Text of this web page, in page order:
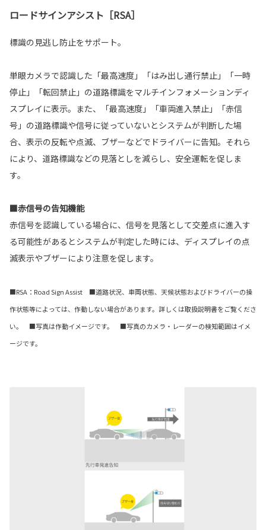
ロードサインアシスト［RSA］
標識の見逃し防止をサポート。
単眼カメラで認識した「最高速度」「はみ出し通行禁止」「一時
停止」「転回禁止」の道路標識をマルチインフォメーションディ
スプレイに表示。また、「最高速度」「車両進入禁止」「赤信
号」の道路標識や信号に従っていないとシステムが判断した場
合、表示の反転や点滅、ブザーなどでドライバーに告知。それら
により、道路標識などの見落としを減らし、安全運転を促しま
す。
■赤信号の告知機能
赤信号を認識している場合に、信号を見落として交差点に進入す
る可能性があるとシステムが判定した時には、ディスプレイの点
滅表示やブザーにより注意を促します。
■RSA：Road Sign Assist ■道路状況、車両状態、天候状態およびドライバーの操
作状態等によっては、作動しない場合があります。詳しくは取扱説明書をご覧くださ
い。 ■写真は作動イメージです。 ■写真のカメラ・レーダーの検知範囲はイメ
ージです。